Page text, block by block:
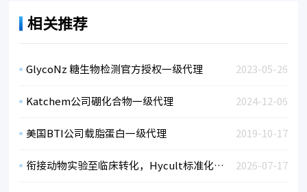
相关推荐
2023-05-26
GlycoNz 糖生物检测官方授权一级代理
2024-12-06
Katchem公司硼化合物一级代理
2019-10-17
美国BTI公司载脂蛋白一级代理
2026-07-17
衔接动物实验至临床转化，Hycult标准化补体三通路检测助力临床前药效评估